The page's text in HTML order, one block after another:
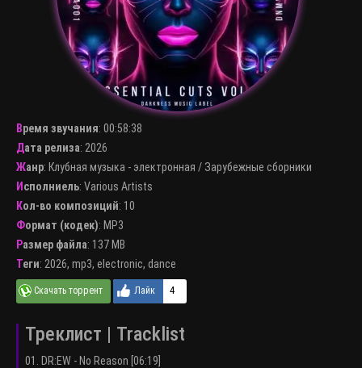
Время звучания: 00:58:38
Дата релиза: 2026
Жанр: Клубная музыка - электронная / Зарубежные сборники
Исполниель: Various Artists
Кол-во композиций: 10
Формат (кодек): MP3
Размер файла: 137 MB
Теги: 2026, mp3, electronic, dance
4
Треклист | Tracklist
01. DR:EW - No Reason [06:19]